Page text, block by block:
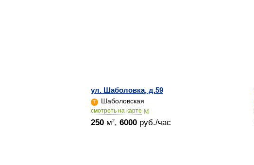
ул. Шаболовка, д.59
Шаболовская
cмотреть на карте
250 м2, 6000 руб./час